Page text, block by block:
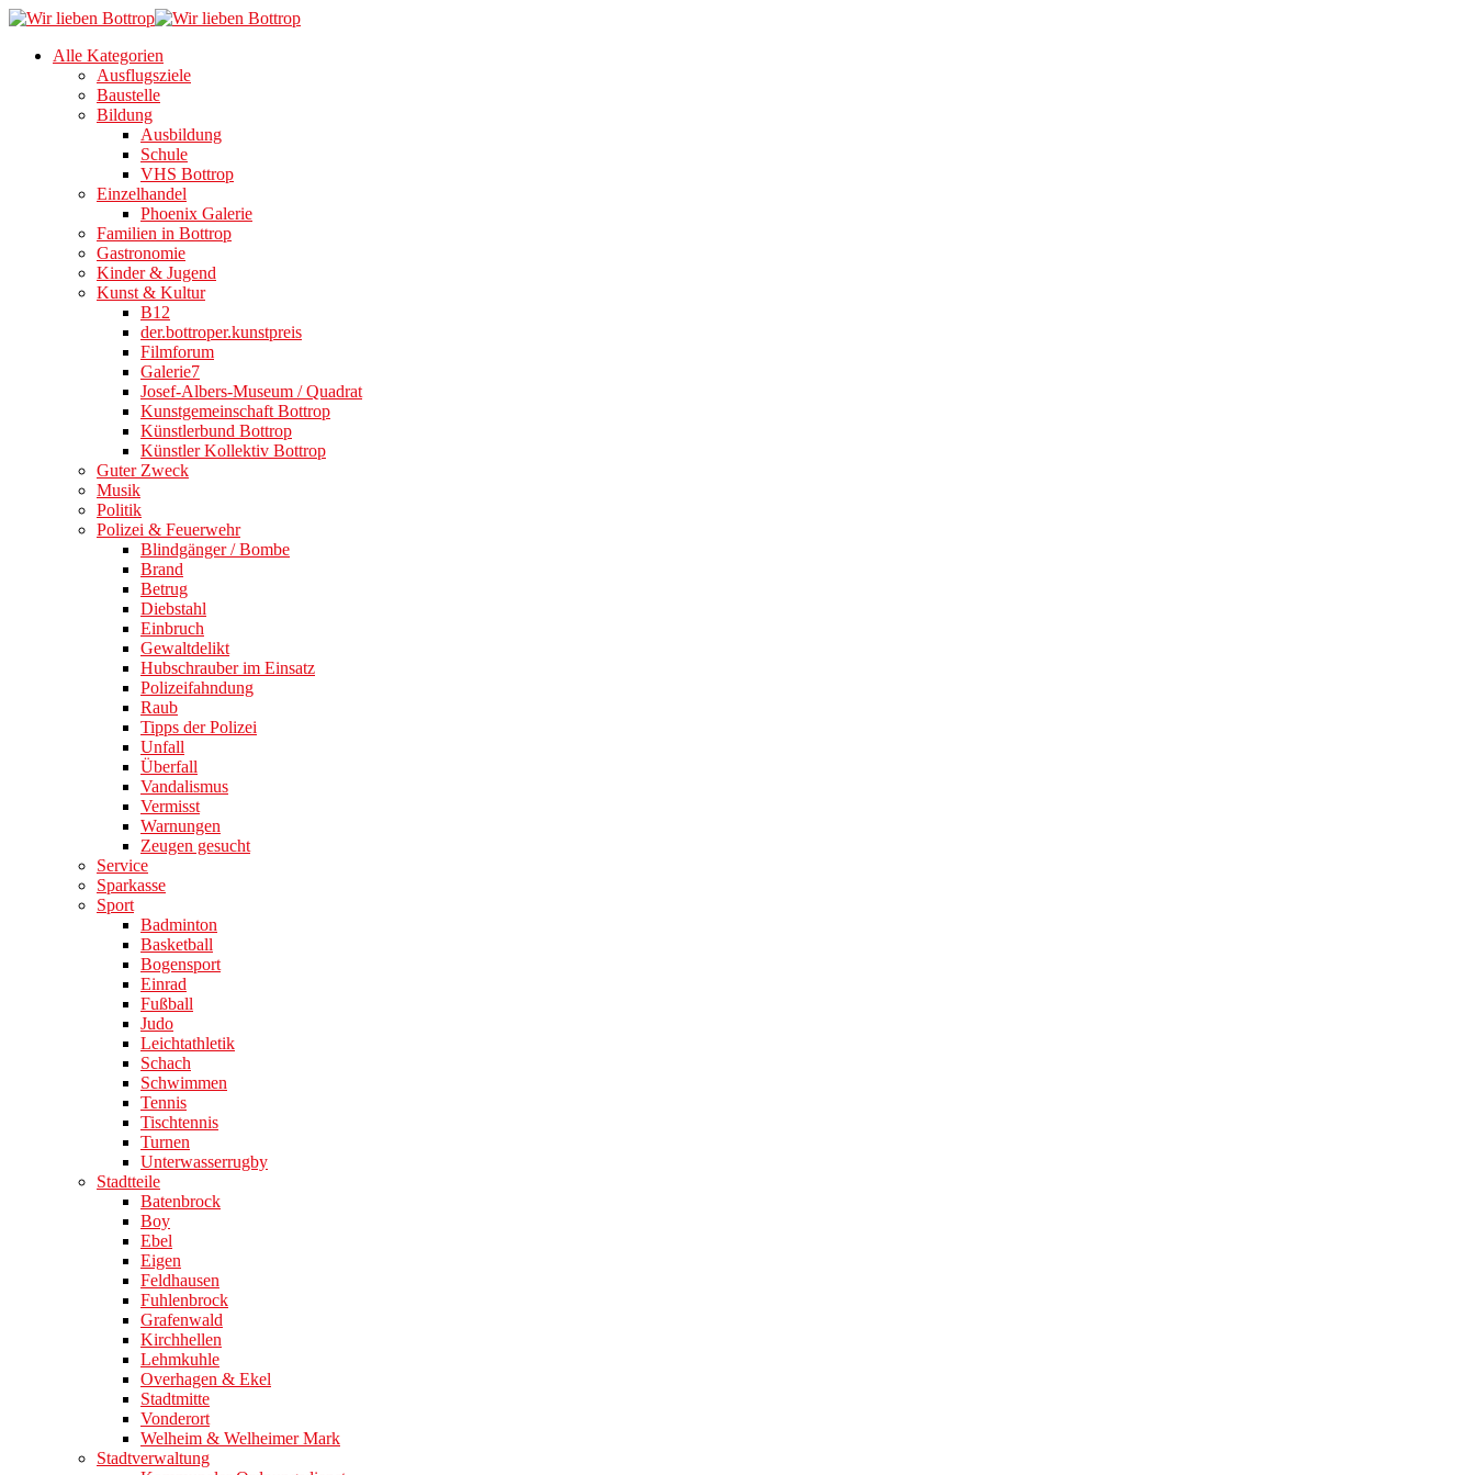
Alle Kategorien
Ausflugsziele
Baustelle
Bildung
Ausbildung
Schule
VHS Bottrop
Einzelhandel
Phoenix Galerie
Familien in Bottrop
Gastronomie
Kinder & Jugend
Kunst & Kultur
B12
der.bottroper.kunstpreis
Filmforum
Galerie7
Josef-Albers-Museum / Quadrat
Kunstgemeinschaft Bottrop
Künstlerbund Bottrop
Künstler Kollektiv Bottrop
Guter Zweck
Musik
Politik
Polizei & Feuerwehr
Blindgänger / Bombe
Brand
Betrug
Diebstahl
Einbruch
Gewaltdelikt
Hubschrauber im Einsatz
Polizeifahndung
Raub
Tipps der Polizei
Unfall
Überfall
Vandalismus
Vermisst
Warnungen
Zeugen gesucht
Service
Sparkasse
Sport
Badminton
Basketball
Bogensport
Einrad
Fußball
Judo
Leichtathletik
Schach
Schwimmen
Tennis
Tischtennis
Turnen
Unterwasserrugby
Stadtteile
Batenbrock
Boy
Ebel
Eigen
Feldhausen
Fuhlenbrock
Grafenwald
Kirchhellen
Lehmkuhle
Overhagen & Ekel
Stadtmitte
Vonderort
Welheim & Welheimer Mark
Stadtverwaltung